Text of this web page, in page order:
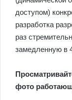
доступом)
разработка
раз
замедленную в
фото